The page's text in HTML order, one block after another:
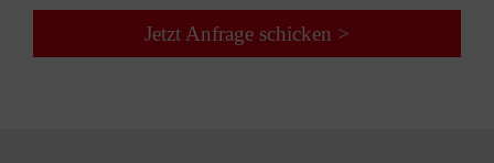
Jetzt Anfrage schicken >